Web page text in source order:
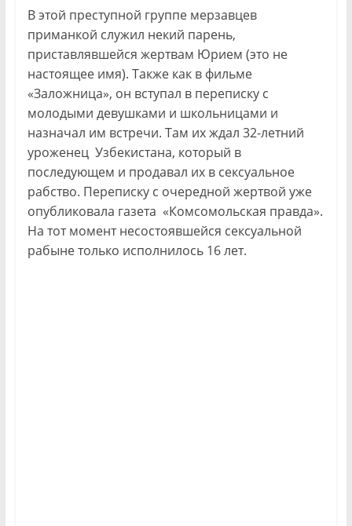
В этой преступной группе мерзавцев
приманкой служил некий парень,
приставлявшейся жертвам Юрием (это не
настоящее имя). Также как в фильме
«Заложница», он вступал в переписку с
молодыми девушками и школьницами и
назначал им встречи. Там их ждал 32-летний
уроженец Узбекистана, который в
последующем и продавал их в сексуальное
рабство. Переписку с очередной жертвой уже
опубликовала газета «Комсомольская правда».
На тот момент несостоявшейся сексуальной
рабыне только исполнилось 16 лет.